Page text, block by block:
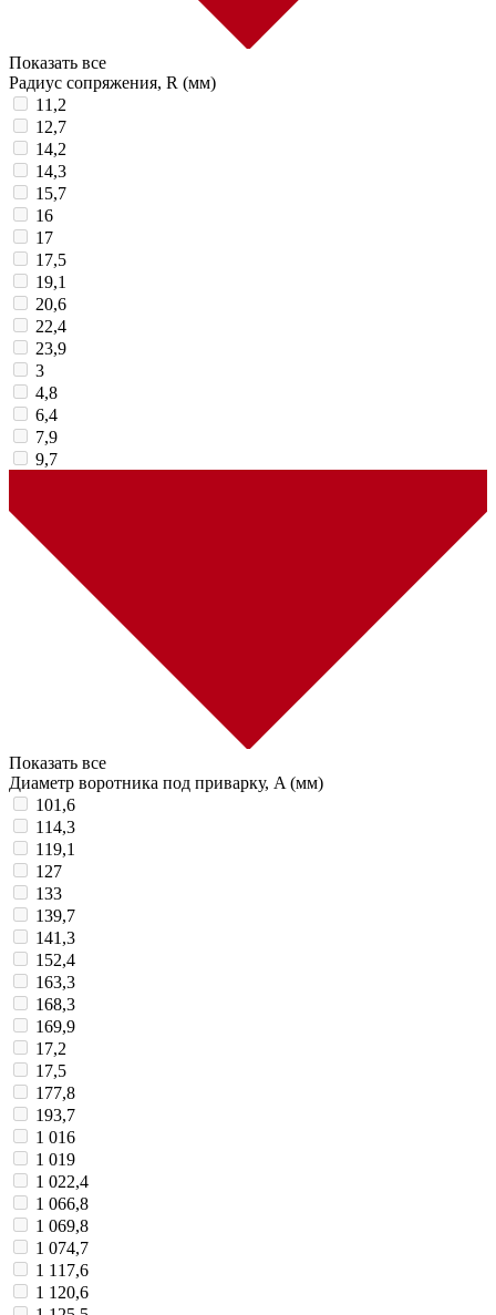
Показать все
Радиус сопряжения, R (мм)
11,2
12,7
14,2
14,3
15,7
16
17
17,5
19,1
20,6
22,4
23,9
3
4,8
6,4
7,9
9,7
Показать все
Диаметр воротника под приварку, A (мм)
101,6
114,3
119,1
127
133
139,7
141,3
152,4
163,3
168,3
169,9
17,2
17,5
177,8
193,7
1 016
1 019
1 022,4
1 066,8
1 069,8
1 074,7
1 117,6
1 120,6